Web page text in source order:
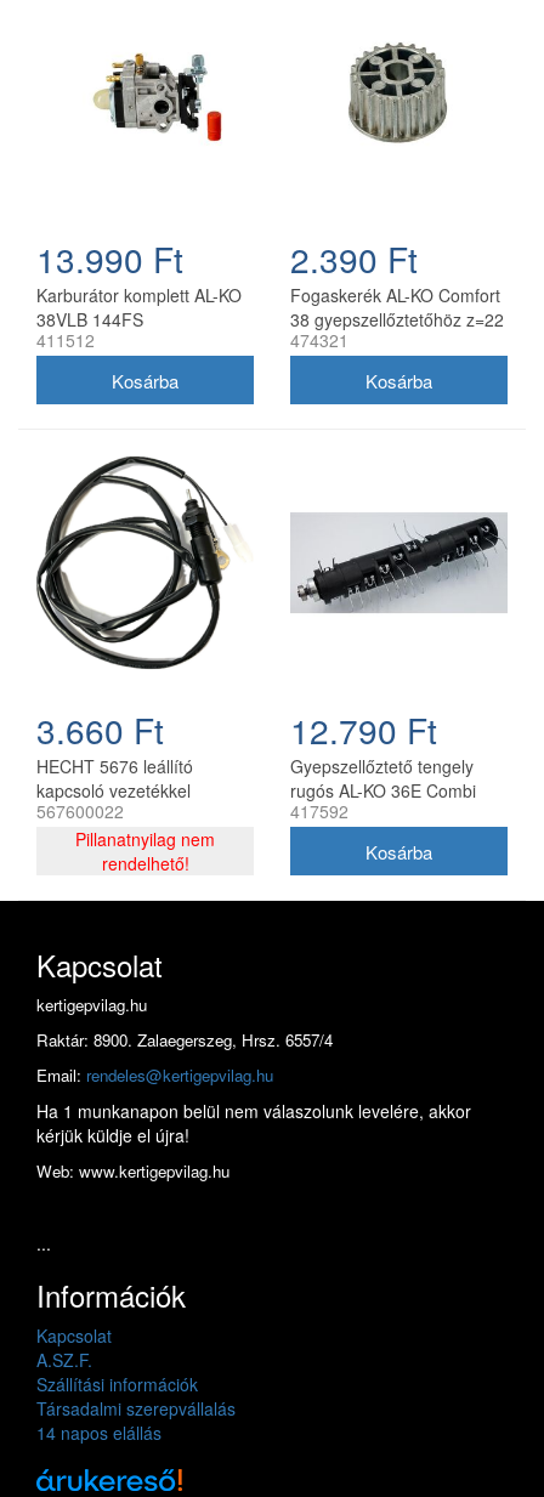
13.990 Ft
Karburátor komplett AL-KO
38VLB 144FS
gyepszellőztetőhöz
411512
2.390 Ft
Fogaskerék AL-KO Comfort
38 gyepszellőztetőhöz z=22
474321
3.660 Ft
HECHT 5676 leállító
kapcsoló vezetékkel
komplett gyepszellőztetőhöz
567600022
Pillanatnyilag nem
rendelhető!
12.790 Ft
Gyepszellőztető tengely
rugós AL-KO 36E Combi
Care 38 cm
417592
Kapcsolat
kertigepvilag.hu
Raktár: 8900. Zalaegerszeg, Hrsz. 6557/4
Email: rendeles@kertigepvilag.hu
Ha 1 munkanapon belül nem válaszolunk levelére, akkor
kérjük küldje el újra!
Web: www.kertigepvilag.hu
...
Információk
Kapcsolat
A.SZ.F.
Szállítási információk
Társadalmi szerepvállalás
14 napos elállás